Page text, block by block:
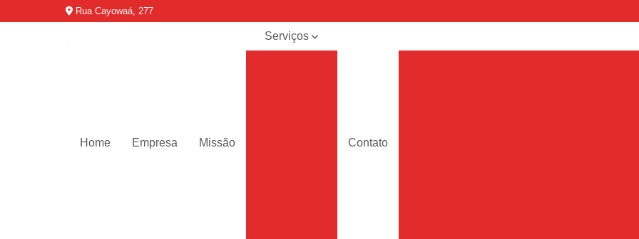
Rua Cayowaá, 277
Home Empresa Missão
Serviços
Contato